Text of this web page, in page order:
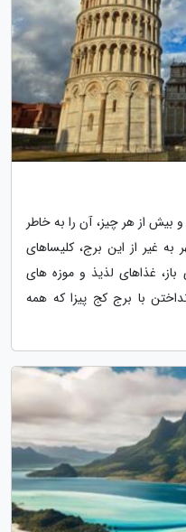
و بیش از هر چیز، آن را به خاطر
به غیر از این برج، کلیساهای
غذاهای لذیذ و موزه های
با برج کج پیزا که همه